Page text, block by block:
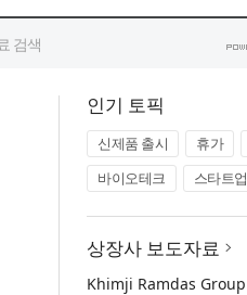
인기 토픽
신제품 출시 휴가
바이오테크
스타트업
상장사 보도자료